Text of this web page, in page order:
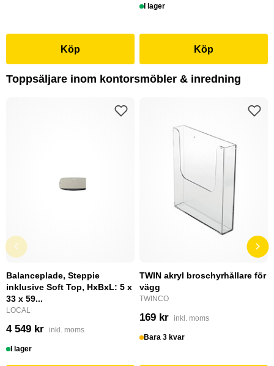
Köp
I lager
Köp
Toppsäljare inom kontorsmöbler & inredning
Balanceplade, Steppie
inklusive Soft Top, HxBxL: 5 x
33 x 59...
LOCAL
4 549 kr inkl. moms
I lager
TWIN akryl broschyrhållare för
vägg
TWINCO
169 kr inkl. moms
Bara 3 kvar